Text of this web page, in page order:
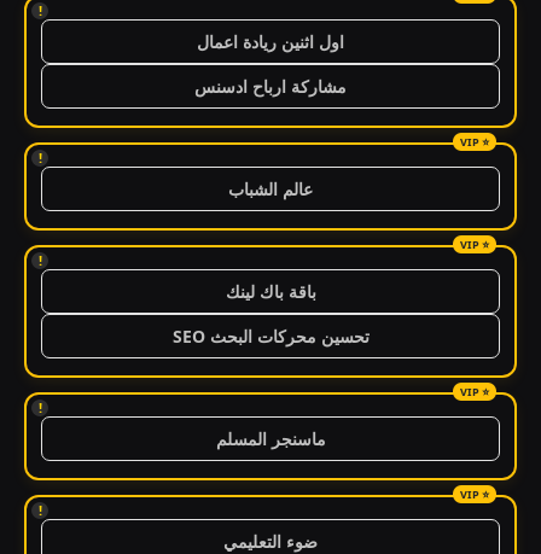
!
اول اثنين ريادة اعمال
مشاركة ارباح ادسنس
!
عالم الشباب
!
باقة باك لينك
تحسين محركات البحث SEO
!
ماسنجر المسلم
!
ضوء التعليمي